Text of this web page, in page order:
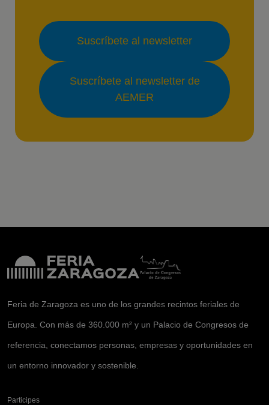
Suscríbete al newsletter
Suscríbete al newsletter de
AEMER
Feria de Zaragoza es uno de los grandes recintos feriales de
Europa. Con más de 360.000 m² y un Palacio de Congresos de
referencia, conectamos personas, empresas y oportunidades en
un entorno innovador y sostenible.
Participes